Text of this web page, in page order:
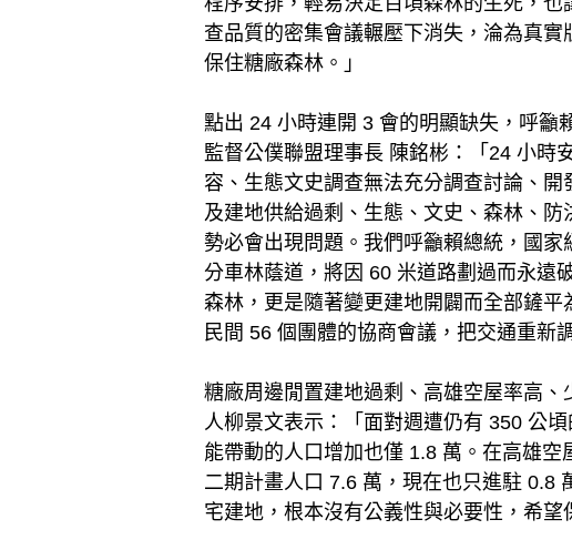
查品質的密集會議輾壓下消失，淪為真
保住糖廠森林。」
點出 24 小時連開 3 會的明顯缺失，呼籲
監督公僕聯盟理事長 陳銘彬：「24 小時
容、生態文史調查無法充分調查討論、
及建地供給過剩、生態、文史、森林、
勢必會出現問題。我們呼籲賴總統，國
分車林蔭道，將因 60 米道路劃過而永遠
森林，更是隨著變更建地開闢而全部鏟
民間 56 個團體的協商會議，把交通重新
糖廠周邊閒置建地過剩、高雄空屋率高
人柳景文表示：「面對週遭仍有 350 公
能帶動的人口增加也僅 1.8 萬。在高雄
二期計畫人口 7.6 萬，現在也只進駐 0.8
宅建地，根本沒有公義性與必要性，希望